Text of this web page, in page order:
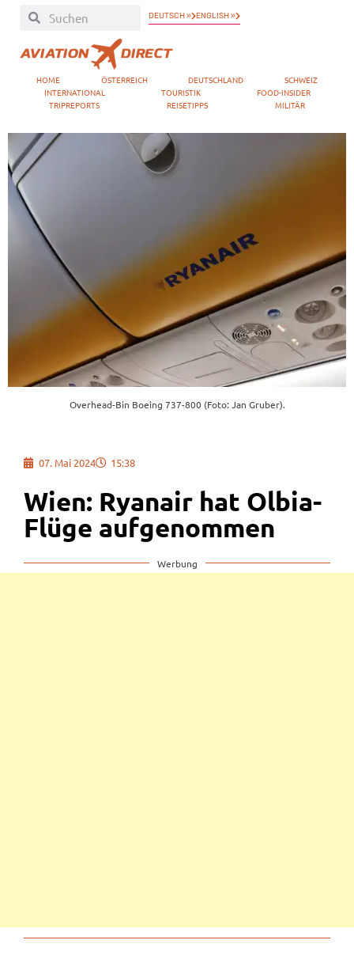
DEUTSCH » ENGLISH »
HOME ÖSTERREICH DEUTSCHLAND
SCHWEIZ
INTERNATIONAL
TOURISTIK
FOOD-INSIDER
TRIPREPORTS
REISETIPPS MILITÄR
Overhead-Bin Boeing 737-800 (Foto: Jan Gruber).
07. Mai 2024 15:38
Wien: Ryanair hat Olbia-
Flüge aufgenommen
Werbung